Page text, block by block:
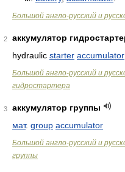
Большой англо-русский и
2
аккумулятор
hydraulic starter accumulator
Большой англо-русский и
гидростартера
3
аккумулятор группы
мат. group accumulator
Большой англо-русский и
группы